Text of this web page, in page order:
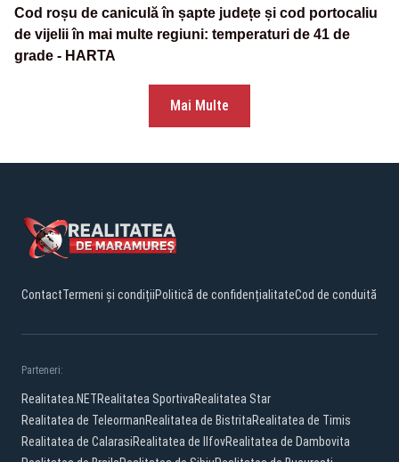
Cod roșu de caniculă în șapte județe și cod portocaliu
de vijelii în mai multe regiuni: temperaturi de 41 de
grade - HARTA
Mai Multe
ContactTermeni și condițiiPolitică de confidențialitateCod de conduită
Parteneri:
Realitatea.NETRealitatea SportivaRealitatea Star
Realitatea de TeleormanRealitatea de BistritaRealitatea de Timis
Realitatea de CalarasiRealitatea de IlfovRealitatea de Dambovita